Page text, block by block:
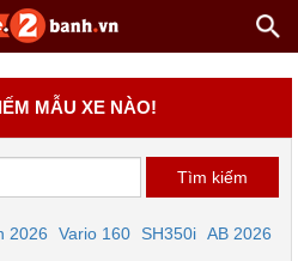
MẪU XE NÀO!
2026 Vario 160 SH350i AB 2026